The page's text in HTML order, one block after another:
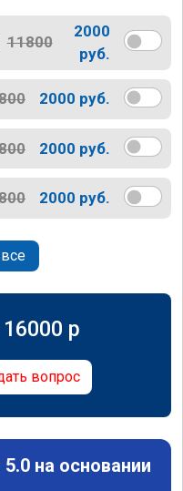
11800
2000
руб.
2000 руб.
2000 руб.
2000 руб.
16000 p
вопрос
на основании